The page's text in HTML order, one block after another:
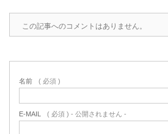
この記事へのコメントはありません。
名前 ( 必須 )
E-MAIL ( 必須 ) - 公開されません -
お問合わせ
えています。
が、冷蔵庫、
2022.6.6
場合、静電気
が発生する…